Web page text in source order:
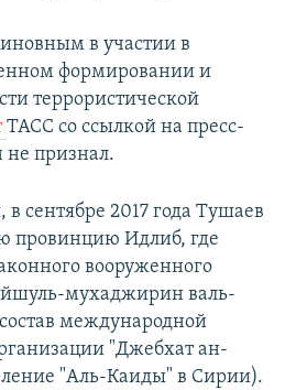
в участии в
формировании и
террористической
ТАСС со ссылкой на пресс-
не признал.
в сентябре 2017 года Тушаев
провинцию Идлиб, где
вооруженного
мухаджирин валь-
международной
"Джебхат ан-
"Аль-Каиды" в Сирии).